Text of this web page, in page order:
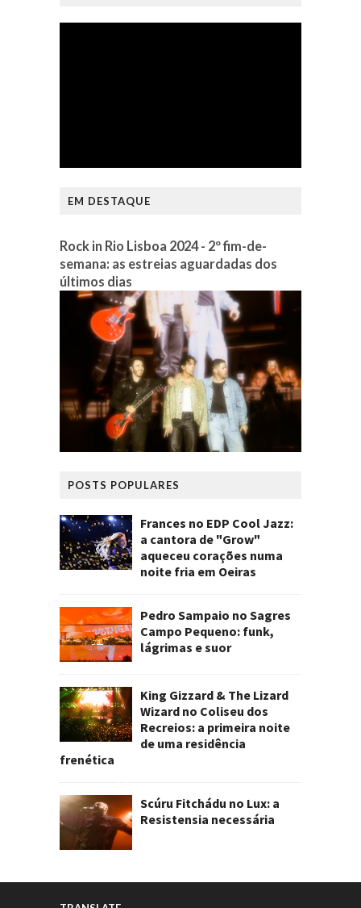
EM DESTAQUE
Rock in Rio Lisboa 2024 - 2º fim-de-
semana: as estreias aguardadas dos
últimos dias
POSTS POPULARES
Frances no EDP Cool Jazz:
a cantora de "Grow"
aqueceu corações numa
noite fria em Oeiras
Pedro Sampaio no Sagres
Campo Pequeno: funk,
lágrimas e suor
King Gizzard & The Lizard
Wizard no Coliseu dos
Recreios: a primeira noite
de uma residência
frenética
Scúru Fitchádu no Lux: a
Resistensia necessária